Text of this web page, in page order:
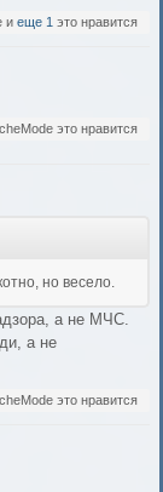
и еще 1 это нравится
это нравится
но весело.
а не МЧС.
а не
это нравится